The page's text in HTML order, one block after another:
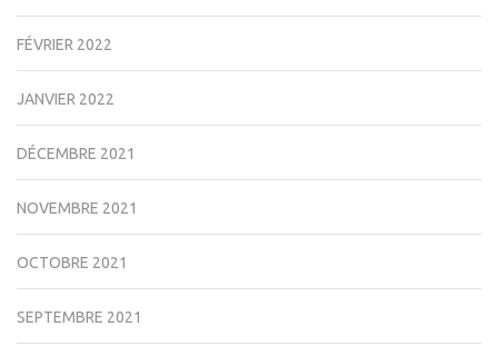
FÉVRIER 2022
JANVIER 2022
DÉCEMBRE 2021
NOVEMBRE 2021
OCTOBRE 2021
SEPTEMBRE 2021